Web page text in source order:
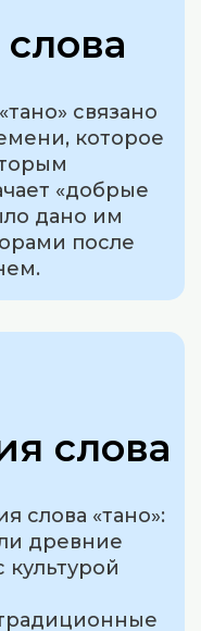
связано
которое
«добрые
дано им
после
слова
слова «тано»:
древние
культурой